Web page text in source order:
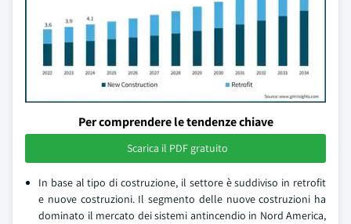
Per comprendere le tendenze chiave
Scarica il PDF gratuito
In base al tipo di costruzione, il settore è suddiviso in retrofit
e nuove costruzioni. Il segmento delle nuove costruzioni ha
dominato il mercato dei sistemi antincendio in Nord America,